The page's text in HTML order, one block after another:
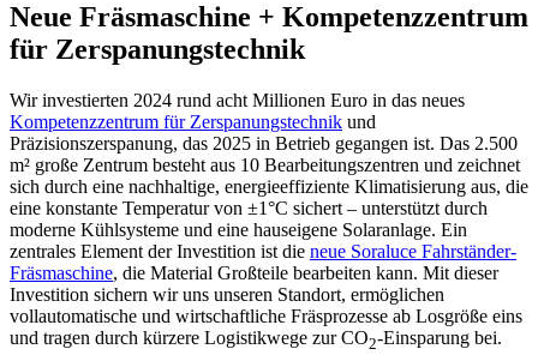
Neue Fräsmaschine + Kompetenzzentrum
für Zerspanungstechnik
Wir investierten 2024 rund acht Millionen Euro in das neues
Kompetenzzentrum für Zerspanungstechnik und
Präzisionszerspanung, das 2025 in Betrieb gegangen ist. Das 2.500
m² große Zentrum besteht aus 10 Bearbeitungszentren und zeichnet
sich durch eine nachhaltige, energieeffiziente Klimatisierung aus, die
eine konstante Temperatur von ±1°C sichert – unterstützt durch
moderne Kühlsysteme und eine hauseigene Solaranlage. Ein
zentrales Element der Investition ist die neue Soraluce Fahrständer-
Fräsmaschine, die Material Großteile bearbeiten kann. Mit dieser
Investition sichern wir uns unseren Standort, ermöglichen
vollautomatische und wirtschaftliche Fräsprozesse ab Losgröße eins
und tragen durch kürzere Logistikwege zur CO2-Einsparung bei.